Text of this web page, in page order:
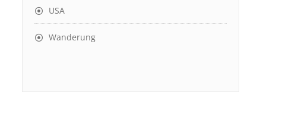
USA
Wanderung